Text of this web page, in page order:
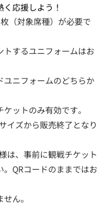
応援しよう！
（対象席種）が必要で
するユニフォームはお
ユニフォームのどちらか
ットのみ有効です。
イズから販売終了となり
は、事前に観戦チケット
QRコードのままではお
ん。